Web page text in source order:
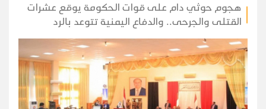
هجوم حوثي دام على قوات الحكومة يوقع عشرات
القتلى والجرحى.. والدفاع اليمنية تتوعد بالرد